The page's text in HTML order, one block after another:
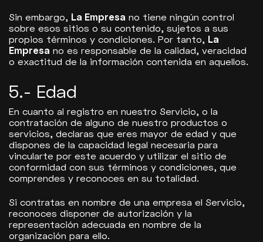
Sin embargo, La Empresa no tiene ningún control
sobre esos sitios o su contenido, sujetos a sus
propios términos y condiciones. Por tanto, La
Empresa no es responsable de la calidad, veracidad
o exactitud de la información contenida en aquellos.
5.- Edad
En cuanto al registro en nuestro Servicio, o la
contratación de alguno de nuestro productos o
servicios, declaras que eres mayor de edad y que
dispones de la capacidad legal necesaria para
vincularte por este acuerdo y utilizar el sitio de
conformidad con sus términos y condiciones, que
comprendes y reconoces en su totalidad.
Si contratas en nombre de una empresa el Servicio,
reconoces disponer de autorización y la
representación adecuada en nombre de la
organización para ello.